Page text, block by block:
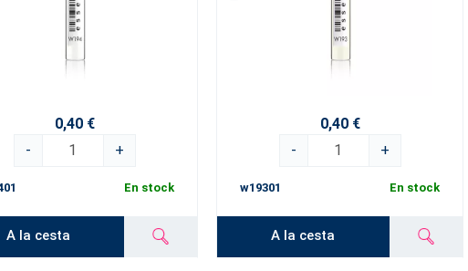
0,40 €
-
+
En stock
A la cesta
0,40 €
-
+
w19301 En stock
A la cesta